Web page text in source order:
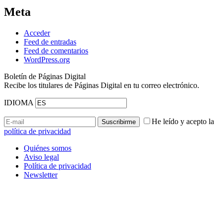
Meta
Acceder
Feed de entradas
Feed de comentarios
WordPress.org
Boletín de Páginas Digital
Recibe los titulares de Páginas Digital en tu correo electrónico.
IDIOMA
He leído y acepto la
política de privacidad
Quiénes somos
Aviso legal
Política de privacidad
Newsletter